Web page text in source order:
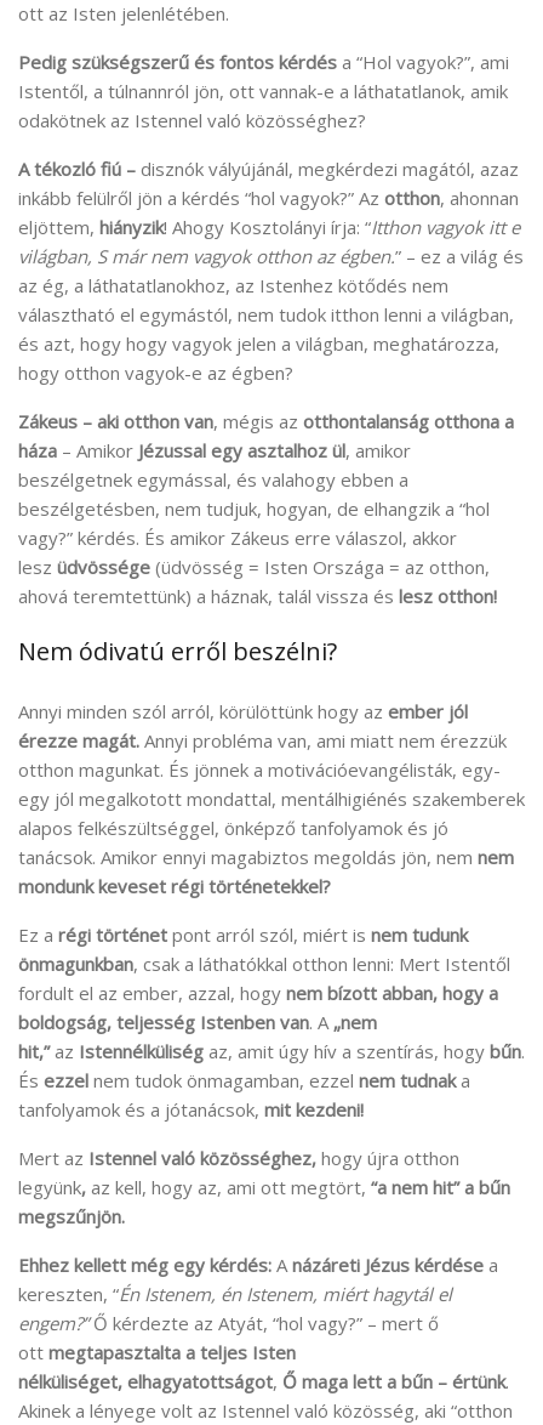
ott az Isten jelenlétében.
Pedig szükségszerű és fontos kérdés a “Hol vagyok?”, ami
Istentől, a túlnannról jön, ott vannak-e a láthatatlanok, amik
odakötnek az Istennel való közösséghez?
A tékozló fiú – disznók vályújánál, megkérdezi magától, azaz
inkább felülről jön a kérdés “hol vagyok?” Az otthon, ahonnan
eljöttem, hiányzik! Ahogy Kosztolányi írja: “Itthon vagyok itt e
világban, S már nem vagyok otthon az égben.” – ez a világ és
az ég, a láthatatlanokhoz, az Istenhez kötődés nem
választható el egymástól, nem tudok itthon lenni a világban,
és azt, hogy hogy vagyok jelen a világban, meghatározza,
hogy otthon vagyok-e az égben?
Zákeus – aki otthon van, mégis az otthontalanság otthona a
háza – Amikor Jézussal egy asztalhoz ül, amikor
beszélgetnek egymással, és valahogy ebben a
beszélgetésben, nem tudjuk, hogyan, de elhangzik a “hol
vagy?” kérdés. És amikor Zákeus erre válaszol, akkor
lesz üdvössége (üdvösség = Isten Országa = az otthon,
ahová teremtettünk) a háznak, talál vissza és lesz otthon!
Nem ódivatú erről beszélni?
Annyi minden szól arról, körülöttünk hogy az ember jól
érezze magát. Annyi probléma van, ami miatt nem érezzük
otthon magunkat. És jönnek a motivációevangélisták, egy-
egy jól megalkotott mondattal, mentálhigiénés szakemberek
alapos felkészültséggel, önképző tanfolyamok és jó
tanácsok. Amikor ennyi magabiztos megoldás jön, nem nem
mondunk keveset régi történetekkel?
Ez a régi történet pont arról szól, miért is nem tudunk
önmagunkban, csak a láthatókkal otthon lenni: Mert Istentől
fordult el az ember, azzal, hogy nem bízott abban, hogy a
boldogság, teljesség Istenben van. A „nem
hit,”az Istennélküliség az, amit úgy hív a szentírás, hogy bűn.
És ezzel nem tudok önmagamban, ezzel nem tudnaka
tanfolyamok és a jótanácsok, mit kezdeni!
Mert az Istennel való közösséghez, hogy újra otthon
legyünk, az kell, hogy az, ami ott megtört, “a nem hit” a bűn
megszűnjön.
Ehhez kellett még egy kérdés: Anázáreti Jézus kérdése a
kereszten, “Én Istenem, én Istenem, miért hagytál el
engem?”Ő kérdezte az Atyát, “hol vagy?” – mert ő
ott megtapasztalta a teljes Isten
nélküliséget, elhagyatottságot, Ő maga lett a bűn – értünk.
Akinek a lényege volt az Istennel való közösség, aki “otthon